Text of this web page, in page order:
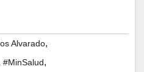
Alvarado,
#MinSalud,